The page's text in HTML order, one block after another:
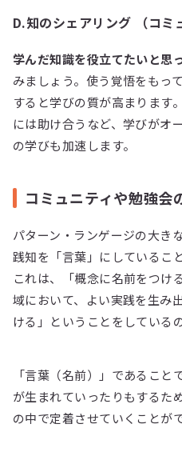
D.知のシェアリング （コミ
学んだ知識を役立てたいと思
みましょう。使う覚悟をもっ
すると学びの質が高まります
には助け合うなど、学びがオ
の学びも加速します。
コミュニティや勉強会
パターン・ランゲージの大き
践知を「言葉」にしていること
これは、「概念に名前をつけ
域において、よい実践を生み
ける」ということをしている
「言葉（名前）」であるこ
が生まれていったりもするた
の中で定着させていくことが